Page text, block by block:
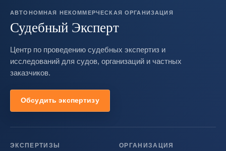
АВТОНОМНАЯ НЕКОММЕРЧЕСКАЯ ОРГАНИЗАЦИЯ
Судебный Эксперт
Центр по проведению судебных экспертиз и
исследований для судов, организаций и частных
заказчиков.
Обсудить экспертизу
ЭКСПЕРТИЗЫ ОРГАНИЗАЦИЯ